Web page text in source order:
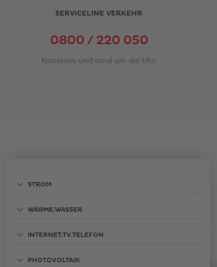
SERVICELINE VERKEHR
0800 / 220 050
Kostenlos und rund um die Uhr.
STROM
WÄRME.WASSER
INTERNET.TV.TELEFON
PHOTOVOLTAIK